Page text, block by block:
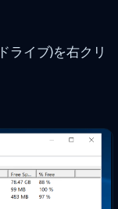
ライブ)を右クリ